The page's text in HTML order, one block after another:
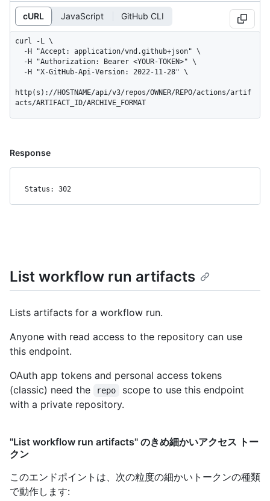
cURL JavaScript GitHub CLI
curl -L \
http(s)://HOSTNAME/api/v3/repos/OWNER/REPO/actions/artif
acts/ARTIFACT_ID/ARCHIVE_FORMAT
Response
Status: 302
List workflow run artifacts
Lists artifacts for a workflow run.
Anyone with read access to the repository can use
this endpoint.
OAuth app tokens and personal access tokens
(classic) need the
repo
scope to use this endpoint
with a private repository.
"List workflow run artifacts" のきめ細かいアクセス トー
クン
このエンドポイントは、次の粒度の細かいトークンの種類
で動作します: